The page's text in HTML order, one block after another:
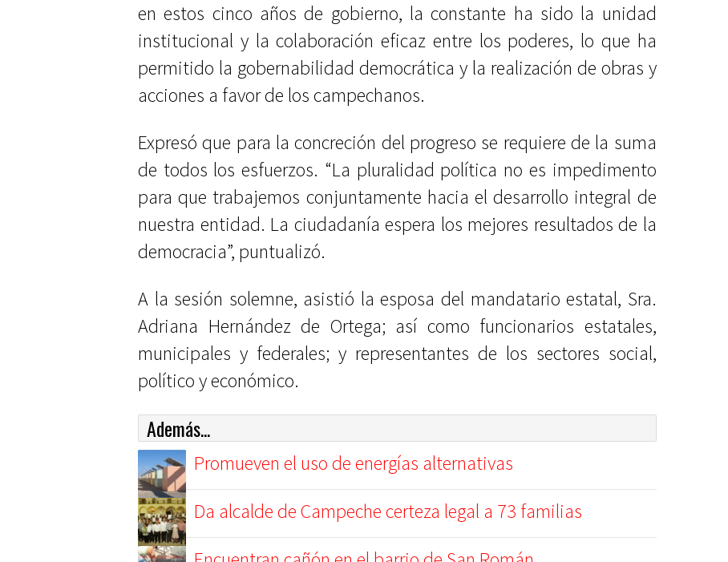
en estos cinco años de gobierno, la constante ha sido la unidad
institucional y la colaboración eficaz entre los poderes, lo que ha
permitido la gobernabilidad democrática y la realización de obras y
acciones a favor de los campechanos.
Expresó que para la concreción del progreso se requiere de la suma
de todos los esfuerzos. “La pluralidad política no es impedimento
para que trabajemos conjuntamente hacia el desarrollo integral de
nuestra entidad. La ciudadanía espera los mejores resultados de la
democracia”, puntualizó.
A la sesión solemne, asistió la esposa del mandatario estatal, Sra.
Adriana Hernández de Ortega; así como funcionarios estatales,
municipales y federales; y representantes de los sectores social,
político y económico.
Además...
Promueven el uso de energías alternativas
Da alcalde de Campeche certeza legal a 73 familias